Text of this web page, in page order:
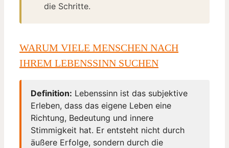
die Schritte.
WARUM VIELE MENSCHEN NACH
IHREM LEBENSSINN SUCHEN
Definition: Lebenssinn ist das subjektive
Erleben, dass das eigene Leben eine
Richtung, Bedeutung und innere
Stimmigkeit hat. Er entsteht nicht durch
äußere Erfolge, sondern durch die